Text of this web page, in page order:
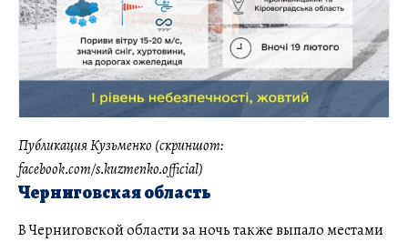
Публикация Кузьменко (скриншот:
facebook.com/s.kuzmenko.official)
Черниговская область
В Черниговской области за ночь также выпало местами